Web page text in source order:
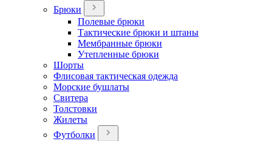
Брюки
Полевые брюки
Тактические брюки и штаны
Мембранные брюки
Утепленные брюки
Шорты
Флисовая тактическая одежда
Морские бушлаты
Свитера
Толстовки
Жилеты
Футболки